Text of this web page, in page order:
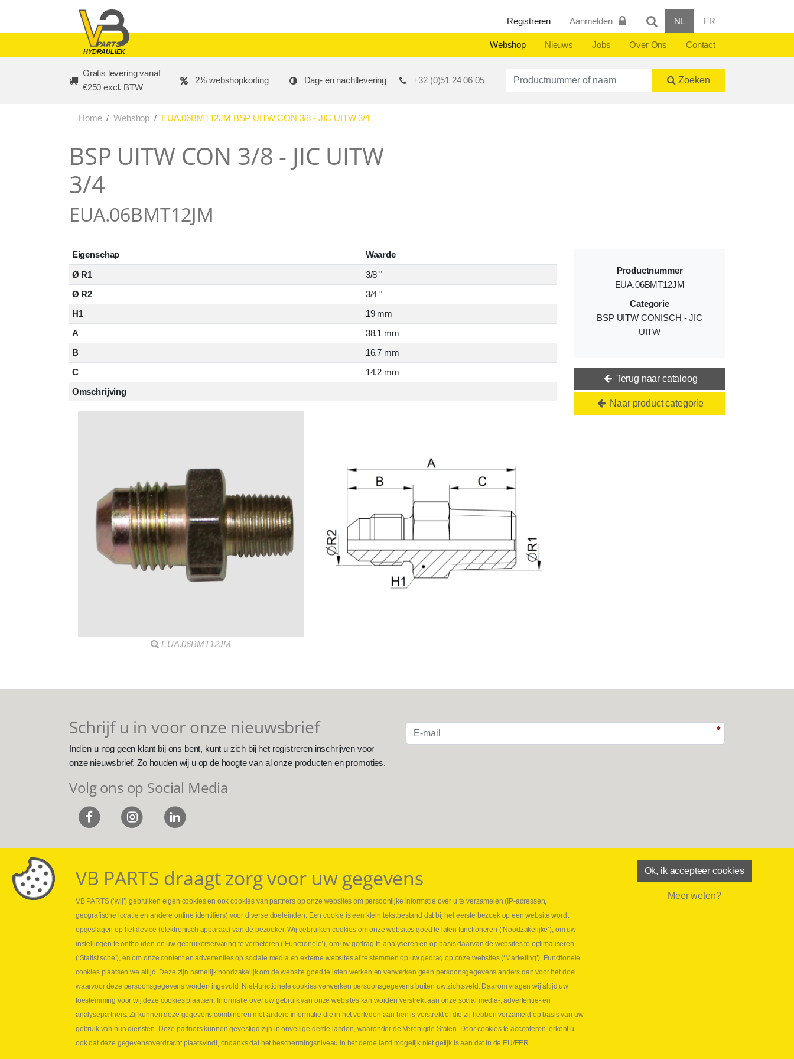
HYDRAULIEK
Registreren Aanmelden NL FR
Webshop Nieuws Jobs Over Ons Contact
Gratis levering vanaf
€250 excl. BTW
2% webshopkorting Dag- en nachtlevering +32 (0)51 24 06 05 Productnummer of naam Zoeken
Home Webshop EUA.06BMT12JM BSP UITW CON 3/8 - JIC UITW 3/4
BSP UITW CON 3/8 - JIC UITW
3/4
EUA.06BMT12JM
Eigenschap
Waarde
Ø R1
3/8 "
Ø R2
3/4 "
H1
19 mm
A
38.1 mm
B
16.7 mm
C
14.2 mm
Omschrijving
EUA.06BMT12JM
Productnummer
EUA.06BMT12JM
Categorie
BSP UITW CONISCH - JIC
UITW
Terug naar cataloog
Naar product categorie
Schrijf u in voor onze nieuwsbrief
Indien u nog geen klant bij ons bent, kunt u zich bij het registreren inschrijven voor
onze nieuwsbrief. Zo houden wij u op de hoogte van al onze producten en promoties.
Volg ons op Social Media
Webshop
Nieuws
Jobs
Leveringen
Drukcontrole set
Persmaten
Hydraulische slangen
Contact VB Parts
Abraham Hansstraat 7
B-8800 Roeselare
⏳ Laatste maand Webtec-promotie!
⏳ Laatste kans voor onze promo
snelkoppelingen!
1 juni 2026
Lees meer NL
VB PARTS draagt zorg voor uw gegevens
VB PARTS (‘wij’) gebruiken eigen cookies en ook cookies van partners op onze websites om persoonlijke informatie over u te verzamelen (IP-adressen,
geografische locatie en andere online identifiers) voor diverse doeleinden. Een cookie is een klein tekstbestand dat bij het eerste bezoek op een website wordt
opgeslagen op het device (elektronisch apparaat) van de bezoeker. Wij gebruiken cookies om onze websites goed te laten functioneren (‘Noodzakelijke’), om uw
instellingen te onthouden en uw gebruikerservaring te verbeteren (‘Functionele’), om uw gedrag te analyseren en op basis daarvan de websites te optimaliseren
(‘Statistische’), en om onze content en advertenties op sociale media en externe websites af te stemmen op uw gedrag op onze websites (‘Marketing’). Functionele
cookies plaatsen we altijd. Deze zijn namelijk noodzakelijk om de website goed te laten werken en verwerken geen persoonsgegevens anders dan voor het doel
waarvoor deze persoonsgegevens worden ingevuld. Niet-functionele cookies verwerken persoonsgegevens buiten uw zichtsveld. Daarom vragen wij altijd uw
toestemming voor wij deze cookies plaatsen. Informatie over uw gebruik van onze websites kan worden verstrekt aan onze social media-, advertentie- en
analysepartners. Zij kunnen deze gegevens combineren met andere informatie die in het verleden aan hen is verstrekt of die zij hebben verzameld op basis van uw
gebruik van hun diensten. Deze partners kunnen gevestigd zijn in onveilige derde landen, waaronder de Verenigde Staten. Door cookies te accepteren, erkent u
ook dat deze gegevensoverdracht plaatsvindt, ondanks dat het beschermingsniveau in het derde land mogelijk niet gelijk is aan dat in de EU/EER.
Ok, ik accepteer cookies
Meer weten?